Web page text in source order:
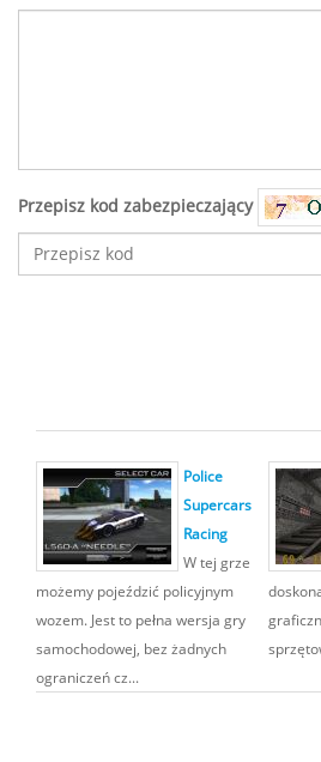
Przepisz kod zabezpieczający
Police
Supercars
Racing
W tej grze
możemy pojeździć policyjnym
wozem. Jest to pełna wersja gry
samochodowej, bez żadnych
ograniczeń cz...